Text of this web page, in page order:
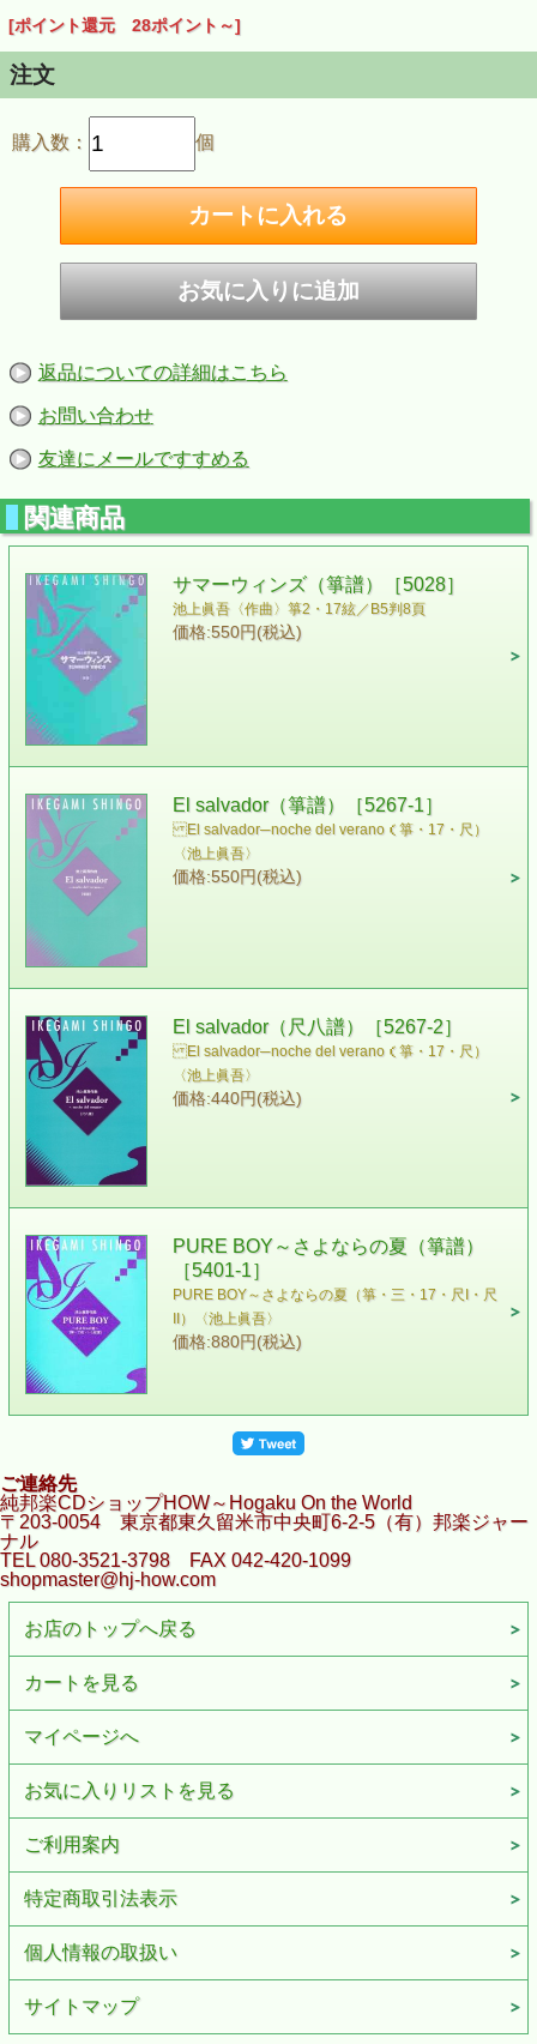
[ポイント還元 28ポイント～]
注文
購入数： 個
返品についての詳細はこちら
お問い合わせ
友達にメールですすめる
関連商品
サマーウィンズ（箏譜）［5028］
池上眞吾〈作曲〉 箏2・17絃／B5判8頁
価格:550円(税込)
El salvador（箏譜）［5267-1］
El salvador─noche del verano（箏・17・尺）
〈池上眞吾〉
価格:550円(税込)
El salvador（尺八譜）［5267-2］
El salvador─noche del verano（箏・17・尺）
〈池上眞吾〉
価格:440円(税込)
PURE BOY～さよならの夏（箏譜）
［5401-1］
PURE BOY～さよならの夏（箏・三・17・尺I・尺
II）〈池上眞吾〉
価格:880円(税込)
ご連絡先
純邦楽CDショップHOW～Hogaku On the World
〒203-0054 東京都東久留米市中央町6-2-5（有）邦楽ジャー
ナル
TEL 080-3521-3798 FAX 042-420-1099
shopmaster@hj-how.com
お店のトップへ戻る
カートを見る
マイページへ
お気に入りリストを見る
ご利用案内
特定商取引法表示
個人情報の取扱い
サイトマップ